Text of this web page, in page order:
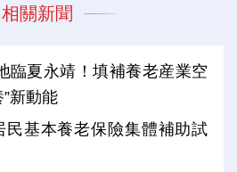
相關新聞
臨夏永靖！填補養老産業空
新動能
民基本養老保險集體補助試